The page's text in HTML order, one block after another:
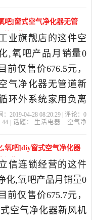
当中性价比很高的
化,氧吧，由浙江 宁
。
吧]窗式空气净化器无管
件仅售676.5元
业旗靓店的这件空
,氧吧产品月销量0
前仅售价676.5元，
气净化器无管道新
环外系统家用负离
是2019年兴源工
比很高的空气净化,
由广东 深圳发货。
2019-04-28 08:20:29 | 评论： 0
44| 话题： 生活电器
空气净
,氧吧]diy窗式空气净化器
仅售675.7元
信连锁经营的这件
化,氧吧产品月销量0
前仅售价675.7元，
空气净化器新风机